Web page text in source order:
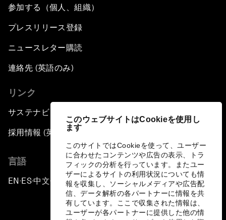
このウェブサイトはCookieを使用し
ます
このサイトではCookieを使って、ユーザー
に合わせたコンテンツや広告の表示、トラ
フィックの分析を行っています。またユー
ザーによるサイトの利用状況についても情
報を収集し、ソーシャルメディアや広告配
信、データ解析の各パートナーに情報を共
有しています。ここで収集された情報は、
ユーザーが各パートナーに提供した他の情
参加する（個人、組織）
プレスリリース登録
ニュースレター購読
連絡先 (英語のみ)
リンク
サステナビリティへの取り組み
採用情報 (英語のみ)
言語
EN ▪ES▪中文▪ 日本語